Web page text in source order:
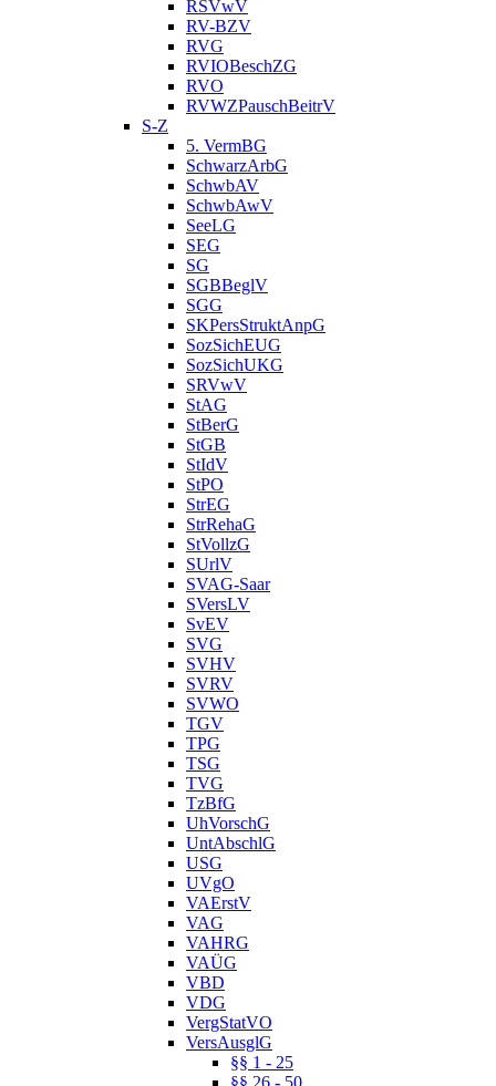
RSVwV
RV-BZV
RVG
RVIOBeschZG
RVO
RVWZPauschBeitrV
S-Z
5. VermBG
SchwarzArbG
SchwbAV
SchwbAwV
SeeLG
SEG
SG
SGBBeglV
SGG
SKPersStruktAnpG
SozSichEUG
SozSichUKG
SRVwV
StAG
StBerG
StGB
StIdV
StPO
StrEG
StrRehaG
StVollzG
SUrlV
SVAG-Saar
SVersLV
SvEV
SVG
SVHV
SVRV
SVWO
TGV
TPG
TSG
TVG
TzBfG
UhVorschG
UntAbschlG
USG
UVgO
VAErstV
VAG
VAHRG
VAÜG
VBD
VDG
VergStatVO
VersAusglG
§§ 1 - 25
§§ 26 - 50